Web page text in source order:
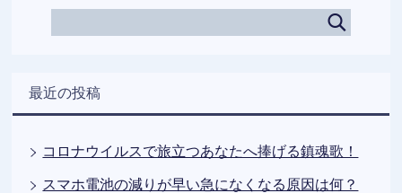
最近の投稿
コロナウイルスで旅立つあなたへ捧げる鎮魂歌！
スマホ電池の減りが早い急になくなる原因は何？